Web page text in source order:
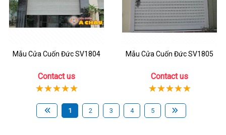
Mẫu Cửa Cuốn Đức SV1804
Contact us
Mẫu Cửa Cuốn Đức SV1805
Contact us
1 2 3 4 5